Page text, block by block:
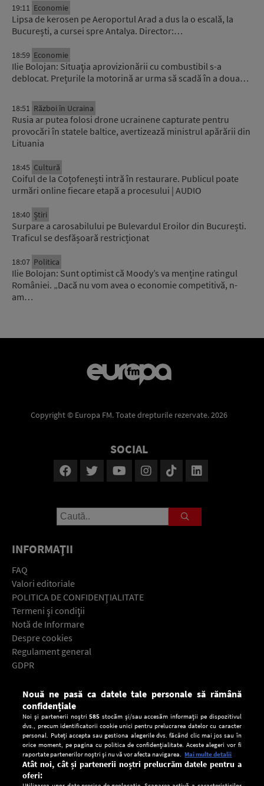
19:11 Economie
Lipsa de kerosen pe Aeroportul Arad a dus la o escală, la
București, a cursei spre Antalya. Director:…
18:59 Economie
Ilie Bolojan: Situaţia aprovizionării cu combustibil s-a
deblocat. Prețurile la motorină ar urma să scadă în a doua…
18:51 Război în Ucraina
Rusia ar putea folosi drone ucrainene capturate pentru
provocări în statele baltice, avertizează ministrul apărării din
Lituania
18:45 Cultură
Coiful de la Coțofenești intră în restaurare. Publicul poate
urmări online fiecare etapă a procesului | AUDIO
18:40 Știri
Surpare a carosabilului pe Bulevardul Eroilor din București.
Traficul se desfășoară restricționat
18:07 Politica
Ilie Bolojan: Sunt optimist că Moody’s va menține ratingul
României. „Dacă nu vom avea o economie competitivă, n-
am…
Copyright © Europa FM. Toate drepturile rezervate. 2026
SOCIAL
INFORMAŢII
FAQ
Valori editoriale
POLITICA DE CONFIDENŢIALITATE
Termeni şi condiţii
Notă de Informare
Despre cookies
Regulament general
GDPR
Descarcă gratuit aplicaţia Europa FM pentru smartphone:
Nouă ne pasă ca datele tale personale să rămână
confidențiale
Noi și partenerii noștri585 stocăm și/sau accesăm informații pe dispozitivul
dvs., precum identificatorii cookie unici pentru prelucrarea datelor cu caracter
personal. Puteți accepta sau gestiona alegerile dvs. făcând clic mai jos sau în
orice moment, pe pagina cu politica de confidențialitate. Aceste alegeri vor fi
raportate partenerilor noștri și nu vă vor afecta navigarea. Mai multe detalii
Atât noi, cât și partenerii noștri prelucrăm datele pentru a
oferi: